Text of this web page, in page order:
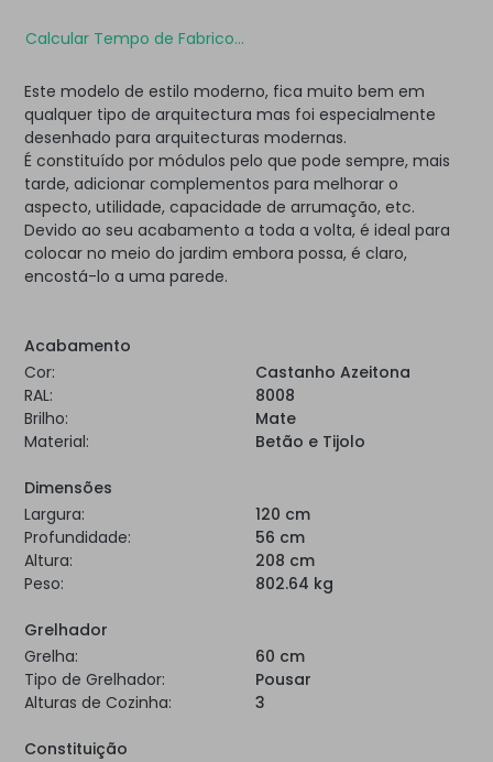
Calcular Tempo de Fabrico...
Este modelo de estilo moderno, fica muito bem em
qualquer tipo de arquitectura mas foi especialmente
desenhado para arquitecturas modernas.
É constituído por módulos pelo que pode sempre, mais
tarde, adicionar complementos para melhorar o
aspecto, utilidade, capacidade de arrumação, etc.
Devido ao seu acabamento a toda a volta, é ideal para
colocar no meio do jardim embora possa, é claro,
encostá-lo a uma parede.
Acabamento
Cor:
Castanho Azeitona
RAL:
8008
Brilho:
Mate
Material:
Betão e Tijolo
Dimensões
Largura:
120 cm
Profundidade:
56 cm
Altura:
208 cm
Peso:
802.64 kg
Grelhador
Grelha:
60 cm
Tipo de Grelhador:
Pousar
Alturas de Cozinha:
3
Constituição